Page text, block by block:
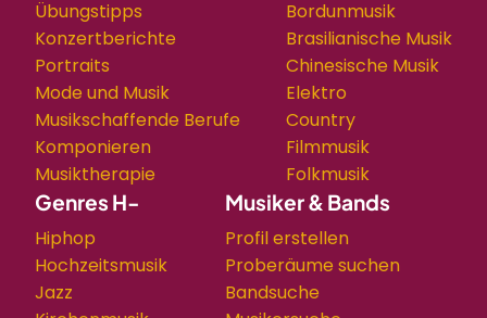
Übungstipps
Konzertberichte
Portraits
Mode und Musik
Musikschaffende Berufe
Komponieren
Musiktherapie
Bordunmusik
Brasilianische Musik
Chinesische Musik
Elektro
Country
Filmmusik
Folkmusik
Genres H-
Hiphop
Hochzeitsmusik
Jazz
Musiker & Bands
Profil erstellen
Proberäume suchen
Bandsuche